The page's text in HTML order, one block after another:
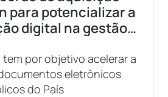
para potencializar a
digital na gestão
por objetivo acelerar a
eletrônicos
do País